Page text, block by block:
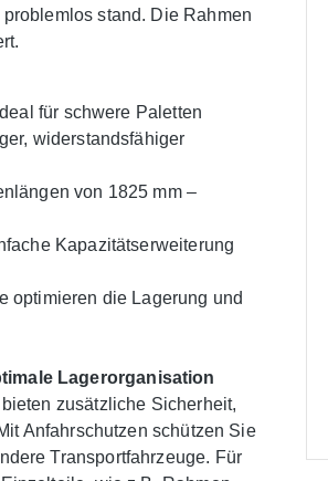
stand. Die Rahmen
für schwere Paletten
widerstandsfähiger
von 1825 mm –
Kapazitätserweiterung
optimieren die Lagerung und
Lagerorganisation
zusätzliche Sicherheit,
Anfahrschutzen schützen Sie
Transportfahrzeuge. Für